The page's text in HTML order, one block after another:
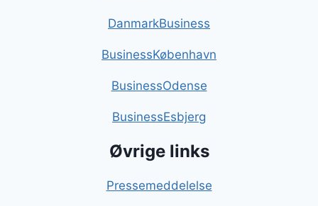
DanmarkBusiness
BusinessKøbenhavn
BusinessOdense
BusinessEsbjerg
Øvrige links
Pressemeddelelse